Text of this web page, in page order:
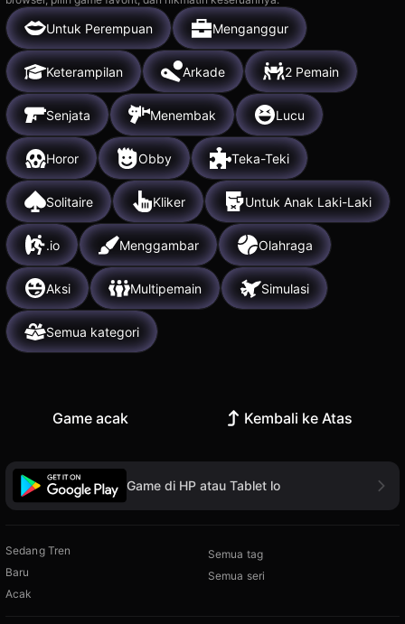
Untuk Perempuan Menganggur
Keterampilan Arkade 2 Pemain
Senjata Menembak Lucu
Horor Obby Teka-Teki
Solitaire Kliker Untuk Anak Laki-Laki
.io Menggambar Olahraga
Aksi Multipemain Simulasi
Semua kategori
Game acak Kembali ke Atas
Game di HP atau Tablet lo
Sedang Tren
Baru
Acak
Semua tag
Semua seri